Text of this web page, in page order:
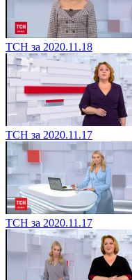
ТСН за 2020.11.18
ТСН за 2020.11.17
ТСН за 2020.11.17